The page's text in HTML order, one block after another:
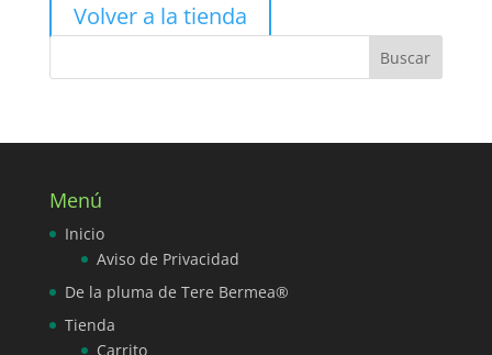
Volver a la tienda
Menú
Inicio
Aviso de Privacidad
De la pluma de Tere Bermea®
Tienda
Carrito